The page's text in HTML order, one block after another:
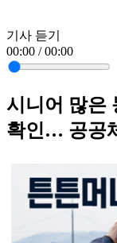
기사 듣기
00:00 / 00:00
시니어 많은
확인… 공공